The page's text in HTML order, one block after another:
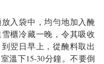
入袋中，均勻地加入醃
櫃冷藏一晚，令其吸收
翌日早上，從醃料取出
溫下15-30分鐘。不要倒